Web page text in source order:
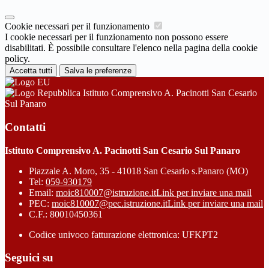
Cookie necessari per il funzionamento
I cookie necessari per il funzionamento non possono essere
disabilitati. È possibile consultare l'elenco nella pagina della cookie
policy.
Accetta tutti Salva le preferenze
Istituto Comprensivo A. Pacinotti San Cesario
Sul Panaro
Contatti
Istituto Comprensivo A. Pacinotti San Cesario Sul Panaro
Piazzale A. Moro, 35 - 41018 San Cesario s.Panaro (MO)
Tel: 059-930179
Email: moic810007@istruzione.itLink per inviare una mail
PEC: moic810007@pec.istruzione.itLink per inviare una mail
C.F.: 80010450361
Codice univoco fatturazione elettronica: UFKPT2
Seguici su